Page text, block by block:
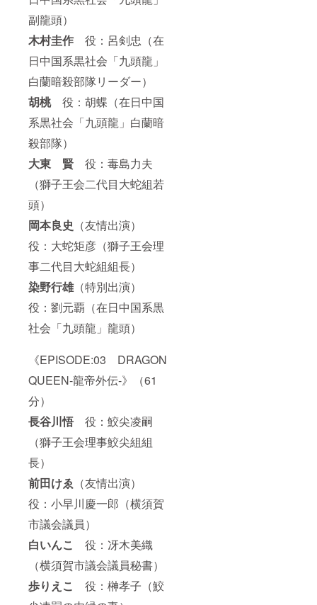
副龍頭）
木村圭作 役：呂剣忠（在
日中国系黒社会「九頭龍」
白蘭暗殺部隊リーダー）
胡桃役：胡蝶（在日中国
系黒社会「九頭龍」白蘭暗
殺部隊）
大東 賢 役：毒島力夫
（獅子王会二代目大蛇組若
頭）
岡本良史 （友情出演）
役：大蛇矩彦（獅子王会理
事二代目大蛇組組長）
染野行雄（特別出演）
役：劉元覇（在日中国系黒
社会「九頭龍」龍頭）
《EPISODE:03 DRAGON
QUEEN-龍帝外伝-》（61
分）
長谷川悟役：鮫尖凌嗣
（獅子王会理事鮫尖組組
長）
前田けゑ （友情出演）
役：小早川慶一郎（横須賀
市議会議員）
白いんこ 役：冴木美織
（横須賀市議会議員秘書）
歩りえこ 役：榊孝子（鮫